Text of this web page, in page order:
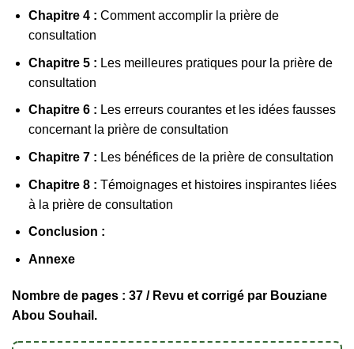
Chapitre 4 : Comment accomplir la prière de
consultation
Chapitre 5 : Les meilleures pratiques pour la prière de
consultation
Chapitre 6 : Les erreurs courantes et les idées fausses
concernant la prière de consultation
Chapitre 7 : Les bénéfices de la prière de consultation
Chapitre 8 : Témoignages et histoires inspirantes liées
à la prière de consultation
Conclusion :
Annexe
Nombre de pages : 37 / Revu et corrigé par Bouziane
Abou Souhail.